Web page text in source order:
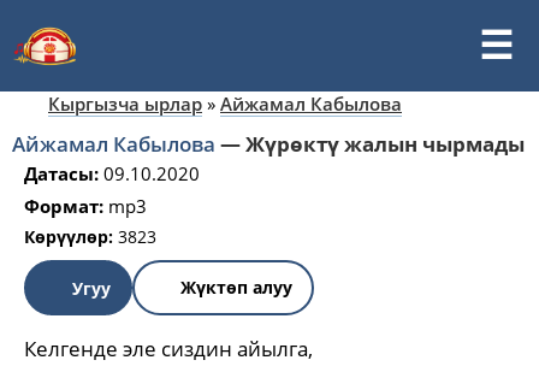
Кыргызча ырлар » Айжамал Кабылова
Айжамал Кабылова —Жүрөктү жалын чырмады
Датасы: 09.10.2020
Формат: mp3
Көрүүлөр: 3823
Угуу Жүктөп алуу
Келгенде эле сиздин айылга,